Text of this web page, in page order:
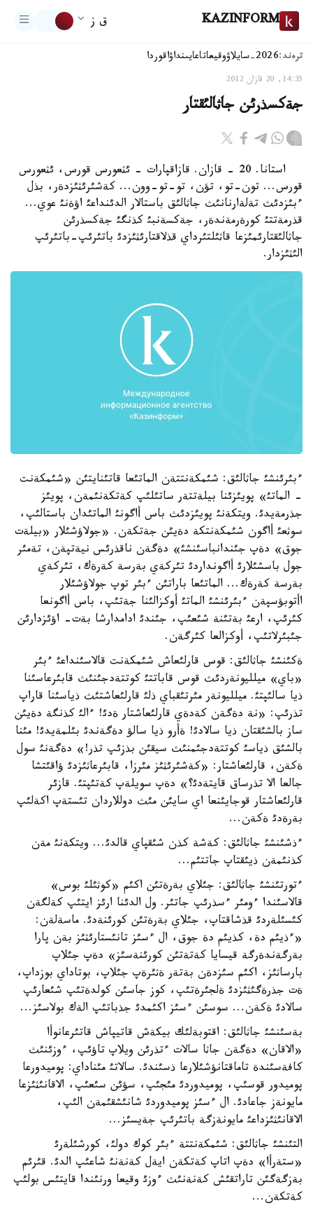
KAZINFORM ق ز
ترەند:2026-سايلاۋ وقيعاتاعايىنداۋاقوردا
14:35, 20 قازان 2012
جةكسذرئن جاثالئقتار
استانا. 20 - قازان. قازاقپارات - ئثعورس قورس، ئثعورس
قورس... تون-تو، تؤن، تو-تو-وون... كةشئرئثئزدةر، بذل
ءبئزدئث تةلةارنانئث جاثالئق باستالار الدئنداعئ اؤةنئ عوي...
قذرمةتتئ كورةرمةندةر، جةكسةنبئ كذنگئ جةكسذرئن
جاثالئقتارئمئزعا قاثئلتئرداي قذلاقتارئثئزدئ باتئرئپ-باتئرئپ
الئثئزدار.
ءبئرئنشئ جاثالئق: شئمكةنتتةن الماتئعا قاتئنايتئن «شئمكةنت
- الماتئ» پويئزئنا بيلةتتةر ساتئلئپ كةتكةنئمةن، پويئز
جذرمةيدئ. ويتكةنئ پويئزدئث باس أاگونئ الماتئدان باستالئپ،
سوثعئ أاگون شئمكةنتكة دةيئن جةتكةن. «جولاؤشئلار «بيلةت
جوق» دةپ جئندانباسئنشئ» دةگةن ناقذرئس نيةتپةن، تةمئر
جول باسشئلارئ أاگونداردئ تئركةي بةرسة كةرةك، تئركةي
بةرسة كةرةك... الماتئعا باراتئن ءبئر توپ جولاؤشئلار
اأتوبؤسپةن ءبئرئنشئ الماتئ أوكزالئنا جةتئپ، باس أاگونعا
كئرئپ، ارعئ بةتئنة شئعئپ، جئندئ ادامدارشا بةت- اؤئزدارئن
جئبئرلاتئپ، أوكزالعا كئرگةن.
ةكئنشئ جاثالئق: قوس قارلئعاش شئمكةنت قالاسئنداعئ ءبئر
«باي» ميلليونةردئث قوس قاباتتئ كوتتةدجئنئث قابئرعاسئنا
ذيا سالئپتئ. ميلليونةر مئرتئقباي ذلئ قارلئعاشتئث ذياسئنا قاراپ
تذرئپ: «نة دةگةن كةدةي قارلئعاشتار ةدئ! ءالئ كذنگة دةيئن
ساز بالشئقتان ذيا سالادئ! ةأرو ذيا سالؤ دةگةندئ بئلمةيدئ! مئنا
بالشئق ذياسئ كوتتةدجئمنئث سيقئن بذزئپ تذر!» دةگةنئ سول
ةكةن، قارلئعاشتار: «كةشئرئثئز مئرزا، قابئرعاثئزدئ ؤاقئتشا
جالعا الا تذرساق قايتةدئ؟» دةپ سويلةپ كةتئپتئ. قازئر
قارلئعاشتار قوجايئنعا اي سايئن مئث دوللاردان تئستةپ اكةلئپ
بةرةدئ ةكةن...
ءذشئنشئ جاثالئق: كةشة كذن شئقپاي قالدئ... ويتكةنئ مةن
كذنئمةن ذيئقتاپ جاتتئم...
ءتورتئنشئ جاثالئق: جئلاي بةرةتئن اكئم «كوثئلئ بوس»
قالاسئندا ءومئر ءسذرئپ جاتئر. ول الدئنا ارئز ايتئپ كةلگةن
كئسئلةردئ قذشاقتاپ، جئلاي بةرةتئن كورئنةدئ. ماسةلةن:
«ءذيئم دة، كذيئم دة جوق، ال ءسئز تانئستارئثئز بةن پارا
بةرگةندةرگة قيسايا كةتةتئن كورئنةسئز» دةپ جئلاپ
بارساثئز، اكئم سئزدةن بةتةر ةثئرةپ جئلاپ، بوتاداي بوزداپ،
ةت جذرةگئثئزدئ ةلجئرةتئپ، كوز جاسئن كولدةتئپ شئعارئپ
سالادئ ةكةن... سوسئن ءسئز اكئمدئ جذباتئپ الةك بولاسئز...
بةسئنشئ جاثالئق: اقتوبةلئك بيكةش قاتيپاش قاتئرعانوأا
«الاقان» دةگةن جاثا سالات ءتذرئن ويلاپ تاؤئپ، ءوزئنئث
كافةسئندة تاماقتانؤشئلارعا ذسئندئ. سالاتئ مئناداي: پوميدورعا
پوميدور قوسئپ، پوميدوردئ مئجئپ، سؤئن سئعئپ، الاقانئثئزعا
مايونةز جاعادئ. ال ءسئز پوميدوردئ شانئشقئمةن الئپ،
الاقانئثئزداعئ مايونةزگة باتئرئپ جةيسئز...
التئنشئ جاثالئق: شئمكةنتتة ءبئر كوك دولئ، كورشئلةرئ
«ستةرأا» دةپ اتاپ كةتكةن ايةل كةنةنئ شاعئپ الدئ. قئرئم
بةزگةگئن تاراتقئش كةنةنئث ءوزئ وقيعا ورنئندا قايتئس بولئپ
كةتكةن...